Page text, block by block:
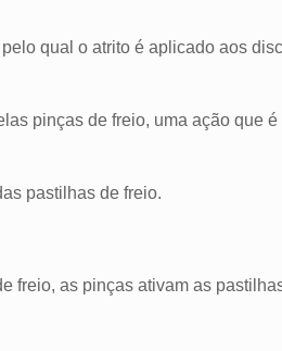
qual o atrito é aplicado aos
pinças de freio, uma ação que
pastilhas de freio.
freio, as pinças ativam as